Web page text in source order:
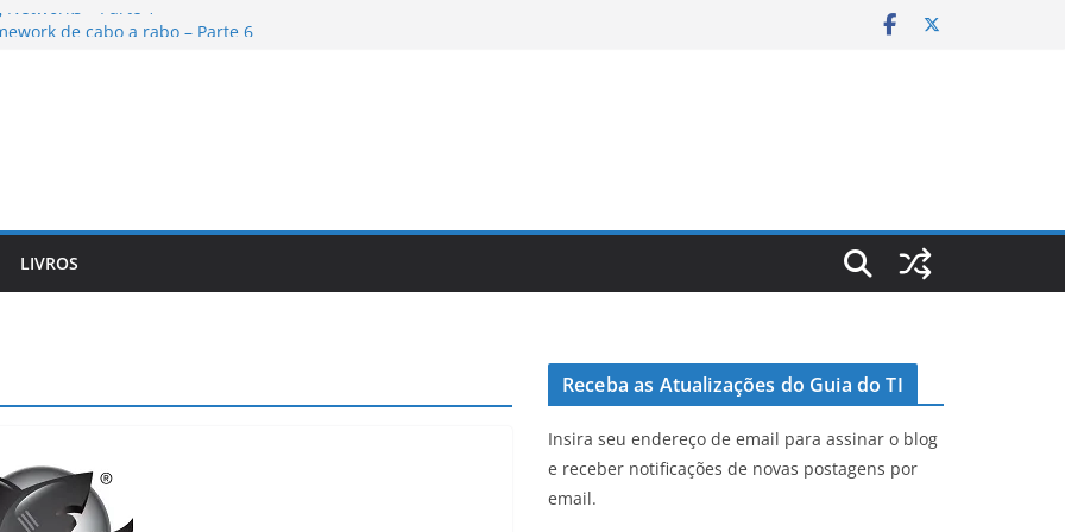
Networks – Parte 1
de cabo a rabo – Parte 6
LIVROS
Receba as Atualizações do Guia do TI
Insira seu endereço de email para assinar o blog
e receber notificações de novas postagens por
email.